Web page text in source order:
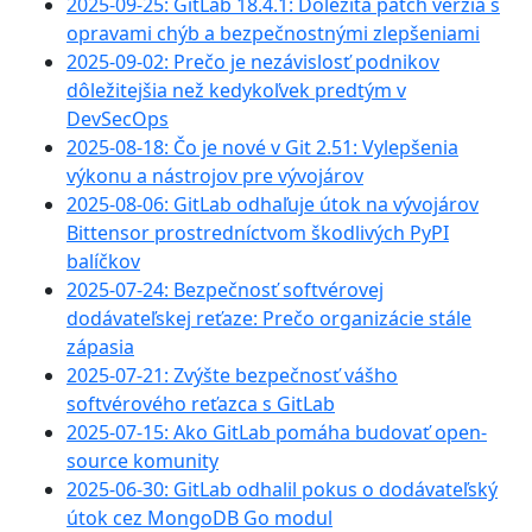
opravami chýb a bezpečnostnými zlepšeniami
2025-09-02: Prečo je nezávislosť podnikov
dôležitejšia než kedykoľvek predtým v
DevSecOps
2025-08-18: Čo je nové v Git 2.51: Vylepšenia
výkonu a nástrojov pre vývojárov
2025-08-06: GitLab odhaľuje útok na vývojárov
Bittensor prostredníctvom škodlivých PyPI
balíčkov
2025-07-24: Bezpečnosť softvérovej
dodávateľskej reťaze: Prečo organizácie stále
zápasia
2025-07-21: Zvýšte bezpečnosť vášho
softvérového reťazca s GitLab
2025-07-15: Ako GitLab pomáha budovať open-
source komunity
2025-06-30: GitLab odhalil pokus o dodávateľský
útok cez MongoDB Go modul